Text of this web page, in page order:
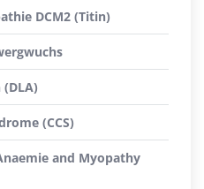
DCM2 (Titin)
(CCS)
and Myopathy